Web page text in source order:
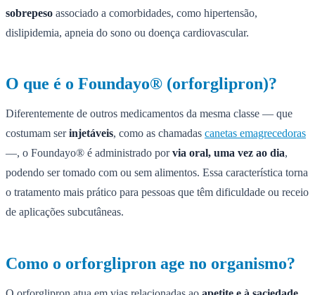
sobrepeso associado a comorbidades, como hipertensão,
dislipidemia, apneia do sono ou doença cardiovascular.
O que é o Foundayo® (orforglipron)?
Diferentemente de outros medicamentos da mesma classe — que
costumam serinjetáveis, como as chamadas canetas emagrecedoras
—, o Foundayo® é administrado porvia oral, uma vez ao dia,
podendo ser tomado com ou sem alimentos. Essa característica torna
o tratamento mais prático para pessoas que têm dificuldade ou receio
de aplicações subcutâneas.
Como o orforglipron age no organismo?